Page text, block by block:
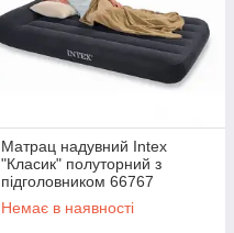
Матрац надувний Intex
"Класик" полуторний з
підголовником 66767
Немає в наявності